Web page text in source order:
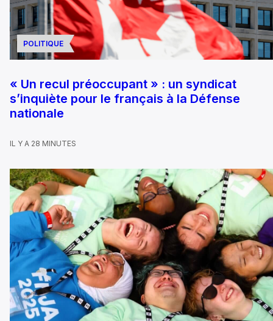
POLITIQUE
« Un recul préoccupant » : un syndicat
s’inquiète pour le français à la Défense
nationale
IL Y A 28 MINUTES